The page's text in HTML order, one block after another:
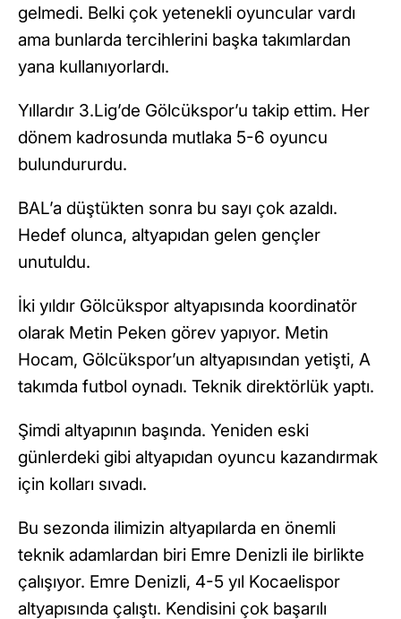
gelmedi. Belki çok yetenekli oyuncular vardı
ama bunlarda tercihlerini başka takımlardan
yana kullanıyorlardı.
Yıllardır 3.Lig’de Gölcükspor’u takip ettim. Her
dönem kadrosunda mutlaka 5-6 oyuncu
bulundururdu.
BAL’a düştükten sonra bu sayı çok azaldı.
Hedef olunca, altyapıdan gelen gençler
unutuldu.
İki yıldır Gölcükspor altyapısında koordinatör
olarak Metin Peken görev yapıyor. Metin
Hocam, Gölcükspor’un altyapısından yetişti, A
takımda futbol oynadı. Teknik direktörlük yaptı.
Şimdi altyapının başında. Yeniden eski
günlerdeki gibi altyapıdan oyuncu kazandırmak
için kolları sıvadı.
Bu sezonda ilimizin altyapılarda en önemli
teknik adamlardan biri Emre Denizli ile birlikte
çalışıyor. Emre Denizli, 4-5 yıl Kocaelispor
altyapısında çalıştı. Kendisini çok başarılı